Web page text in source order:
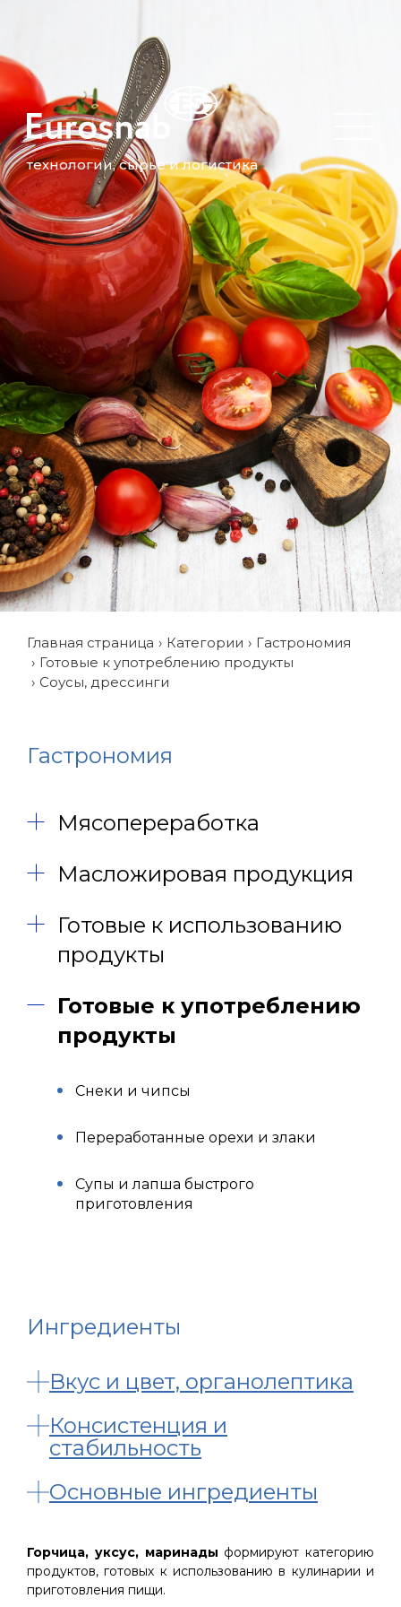
технологии, сырье и логистика
Главная страница Категории
Гастрономия
Готовые к употреблению продукты
Соусы, дрессинги
Гастрономия
Мясопереработка
Масложировая продукция
Готовые к использованию
продукты
Готовые к употреблению
продукты
Снеки и чипсы
Переработанные орехи и злаки
Супы и лапша быстрого
приготовления
Ингредиенты
Вкус и цвет, органолептика
Консистенция и
стабильность
Основные ингредиенты
Горчица, уксус, маринады формируют категорию
продуктов, готовых к использованию в кулинарии и
приготовления пищи.